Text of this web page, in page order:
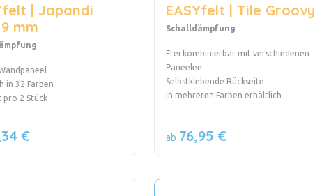
| Japandi
mm
in 32 Farben
pro 2 Stück
€
EASYfelt | Tile Groovy
Schalldämpfung
Frei kombinierbar mit verschiedenen
Paneelen
Selbstklebende Rückseite
In mehreren Farben erhältlich
ab 76,95 €